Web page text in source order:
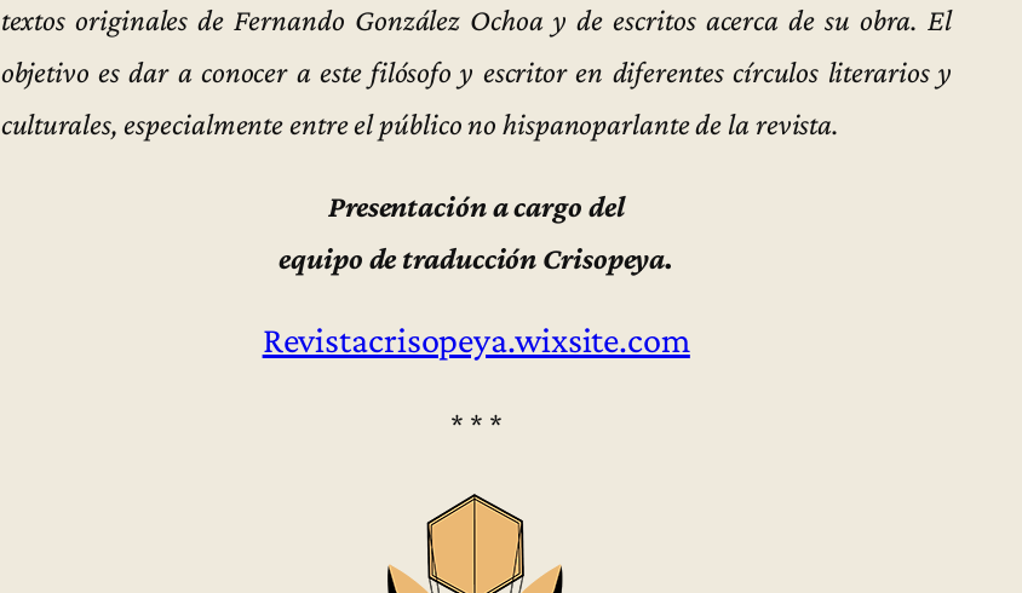
textos originales de Fernando González Ochoa y de escritos acerca de su obra. El
objetivo es dar a conocer a este filósofo y escritor en diferentes círculos literarios y
culturales, especialmente entre el público no hispanoparlante de la revista.
Presentación a cargo del
equipo de traducción Crisopeya.
Revistacrisopeya.wixsite.com
* * *